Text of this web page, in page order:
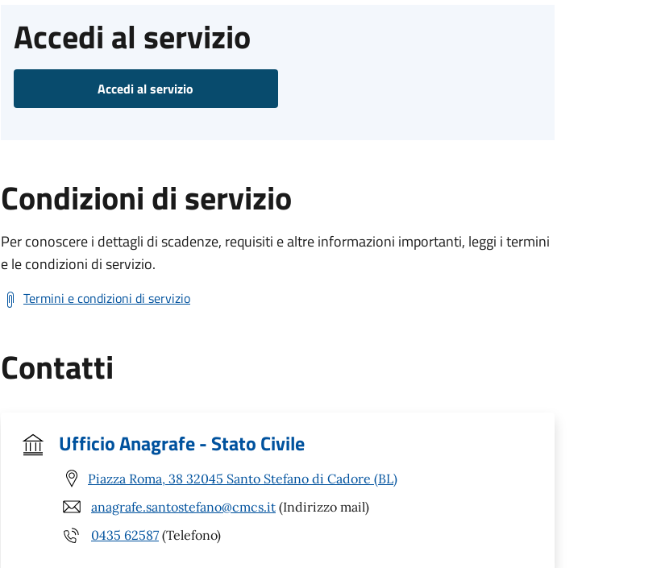
Accedi al servizio
Accedi al servizio
Condizioni di servizio
Per conoscere i dettagli di scadenze, requisiti e altre informazioni importanti, leggi i termini
e le condizioni di servizio.
Termini e condizioni di servizio
Contatti
Ufficio Anagrafe - Stato Civile
Piazza Roma, 38 32045 Santo Stefano di Cadore (BL)
anagrafe.santostefano@cmcs.it (Indirizzo mail)
0435 62587 (Telefono)